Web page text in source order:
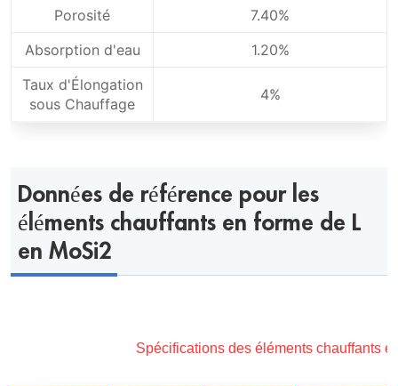
Porosité
7.40%
Absorption d'eau
1.20%
Taux d'Élongation
sous Chauffage
4%
Données de référence pour les
éléments chauffants en forme de L
en MoSi2
Spécifications des éléments chauffants